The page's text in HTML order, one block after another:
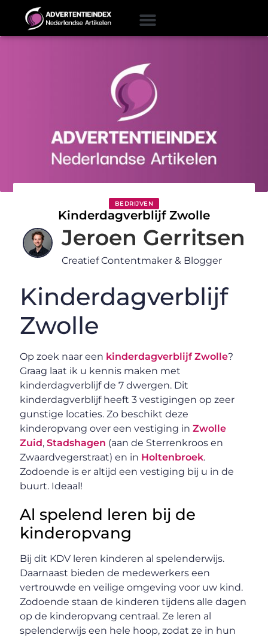
BEDRIJVEN
Kinderdagverblijf Zwolle
Jeroen Gerritsen
Creatief Contentmaker & Blogger
Kinderdagverblijf
Zwolle
Op zoek naar een kinderdagverblijf Zwolle?
Graag laat ik u kennis maken met
kinderdagverblijf de 7 dwergen. Dit
kinderdagverblijf heeft 3 vestigingen op zeer
gunstige locaties. Zo beschikt deze
kinderopvang over een vestiging inZwolle
Zuid,Stadshagen (aan de Sterrenkroos en
Zwaardvegerstraat) en in Holtenbroek.
Zodoende is er altijd een vestiging bij u in de
buurt. Ideaal!
Al spelend leren bij de
kinderopvang
Bij dit KDV leren kinderen al spelenderwijs.
Daarnaast bieden de medewerkers een
vertrouwde en veilige omgeving voor uw kind.
Zodoende staan de kinderen tijdens alle dagen
op de kinderopvang centraal. Ze leren al
spelenderwijs een hele hoop, zodat ze in hun